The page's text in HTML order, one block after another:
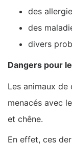
des
des
divers
Dangers pour
Les animaux
menacés avec
et chêne.
En effet, ces